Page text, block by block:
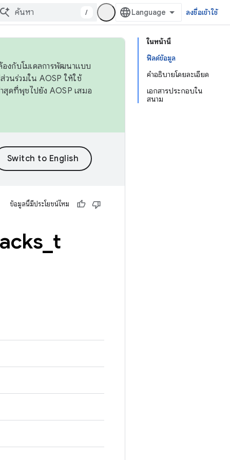
/ ลงชื่อเข้าใช้
ในหน้านี้
ฟิลด์ข้อมูล
คำอธิบายโดยละเอียด
เอกสารประกอบใน
สนาม
องกับโมเดลการพัฒนาแบบ
วนร่วมใน AOSP ให้ใช้
สุดที่พุชไปยัง AOSP เสมอ
ข้อมูลนี้มีประโยชน์ไหม
t